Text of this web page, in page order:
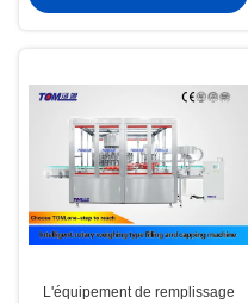
L'équipement de remplissage